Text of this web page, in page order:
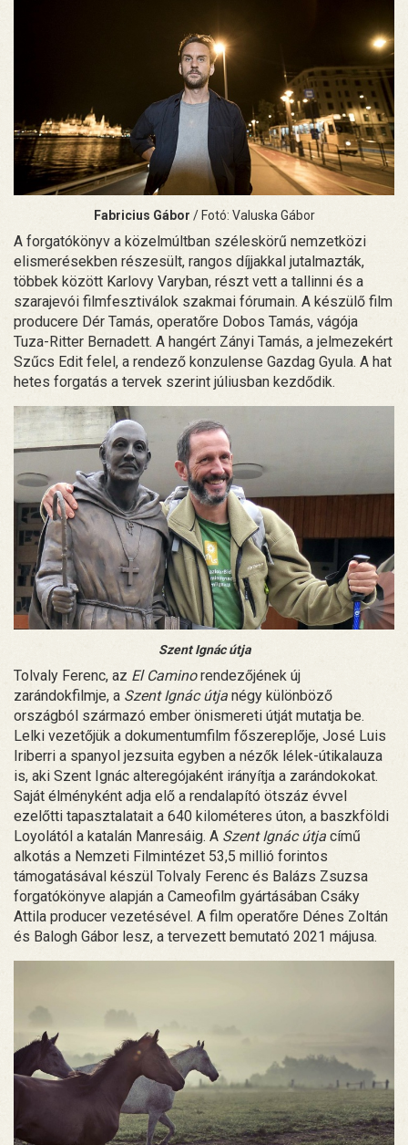
Fabricius Gábor / Fotó: Valuska Gábor
A forgatókönyv a közelmúltban széleskörű nemzetközi
elismerésekben részesült, rangos díjjakkal jutalmazták,
többek között Karlovy Varyban, részt vett a tallinni és a
szarajevói filmfesztiválok szakmai fórumain. A készülő film
producere Dér Tamás, operatőre Dobos Tamás, vágója
Tuza-Ritter Bernadett. A hangért Zányi Tamás, a jelmezekért
Szűcs Edit felel, a rendező konzulense Gazdag Gyula. A hat
hetes forgatás a tervek szerint júliusban kezdődik.
Szent Ignác útja
Tolvaly Ferenc, az El Caminorendezőjének új
zarándokfilmje, a Szent Ignác útja négy különböző
országból származó ember önismereti útját mutatja be.
Lelki vezetőjük a dokumentumfilm főszereplője, José Luis
Iriberri a spanyol jezsuita egyben a nézők lélek-útikalauza
is, aki Szent Ignác alteregójaként irányítja a zarándokokat.
Saját élményként adja elő a rendalapító ötszáz évvel
ezelőtti tapasztalatait a 640 kilométeres úton, a baszkföldi
Loyolától a katalán Manresáig. A Szent Ignác útja című
alkotás a Nemzeti Filmintézet 53,5 millió forintos
támogatásával készül Tolvaly Ferenc és Balázs Zsuzsa
forgatókönyve alapján a Cameofilm gyártásában Csáky
Attila producer vezetésével. A film operatőre Dénes Zoltán
és Balogh Gábor lesz, a tervezett bemutató 2021 májusa.